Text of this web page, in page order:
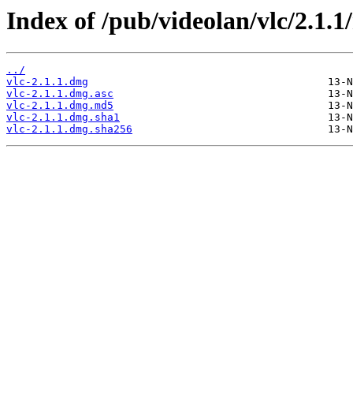
Index of /pub/videolan/vlc/
../
vlc-2.1.1.dmg
vlc-2.1.1.dmg.asc
vlc-2.1.1.dmg.md5
vlc-2.1.1.dmg.sha1
vlc-2.1.1.dmg.sha256